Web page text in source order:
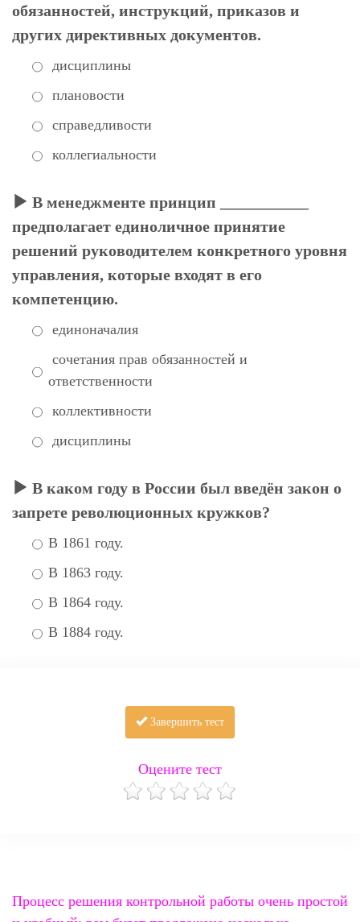
обязанностей, инструкций, приказов и
других директивных документов.
дисциплины
плановости
справедливости
коллегиальности
В менеджменте принцип ___________
предполагает единоличное принятие
решений руководителем конкретного уровня
управления, которые входят в его
компетенцию.
единоначалия
сочетания прав обязанностей и
ответственности
коллективности
дисциплины
В каком году в России был введён закон о
запрете революционных кружков?
В 1861 году.
В 1863 году.
В 1864 году.
В 1884 году.
Завершить тест
Оцените тест
Процесс решения контрольной работы очень простой